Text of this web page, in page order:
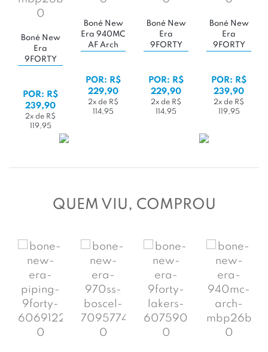
Boné New
Era
9FORTY
Dodgers
Patch
Lateral'
POR: R$
239,90
2x de R$
119,95
Boné New
Era 940MC
AF Arch
OTC'
POR: R$
229,90
2x de R$
114,95
Boné New
Era
9FORTY
Lakers NBA
POR: R$
229,90
2x de R$
114,95
Boné New
Era
9FORTY
Heather''
POR: R$
239,90
2x de R$
119,95
QUEM VIU, COMPROU